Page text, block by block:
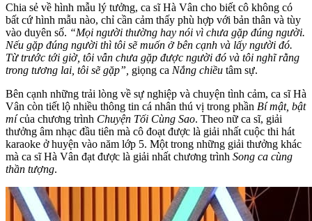
Chia sẻ về hình mẫu lý tưởng, ca sĩ Hà Vân cho biết cô không có
bất cứ hình mẫu nào, chỉ cần cảm thấy phù hợp với bản thân và tùy
vào duyên số. “Mọi người thường hay nói vì chưa gặp đúng người.
Nếu gặp đúng người thì tôi sẽ muốn ở bên cạnh và lấy người đó.
Từ trước tới giờ, tôi vẫn chưa gặp được người đó và tôi nghĩ rằng
trong tương lai, tôi sẽ gặp”, giọng ca Nắng chiều tâm sự.
Bên cạnh những trải lòng về sự nghiệp và chuyện tình cảm, ca sĩ Hà
Vân còn tiết lộ nhiều thông tin cá nhân thú vị trong phần Bí mật, bật
mícủa chương trình Chuyện Tối Cùng Sao. Theo nữ ca sĩ, giải
thưởng âm nhạc đầu tiên mà cô đoạt được là giải nhất cuộc thi hát
karaoke ở huyện vào năm lớp 5. Một trong những giải thưởng khác
mà ca sĩ Hà Vân đạt được là giải nhất chương trình Song ca cùng
thần tượng.